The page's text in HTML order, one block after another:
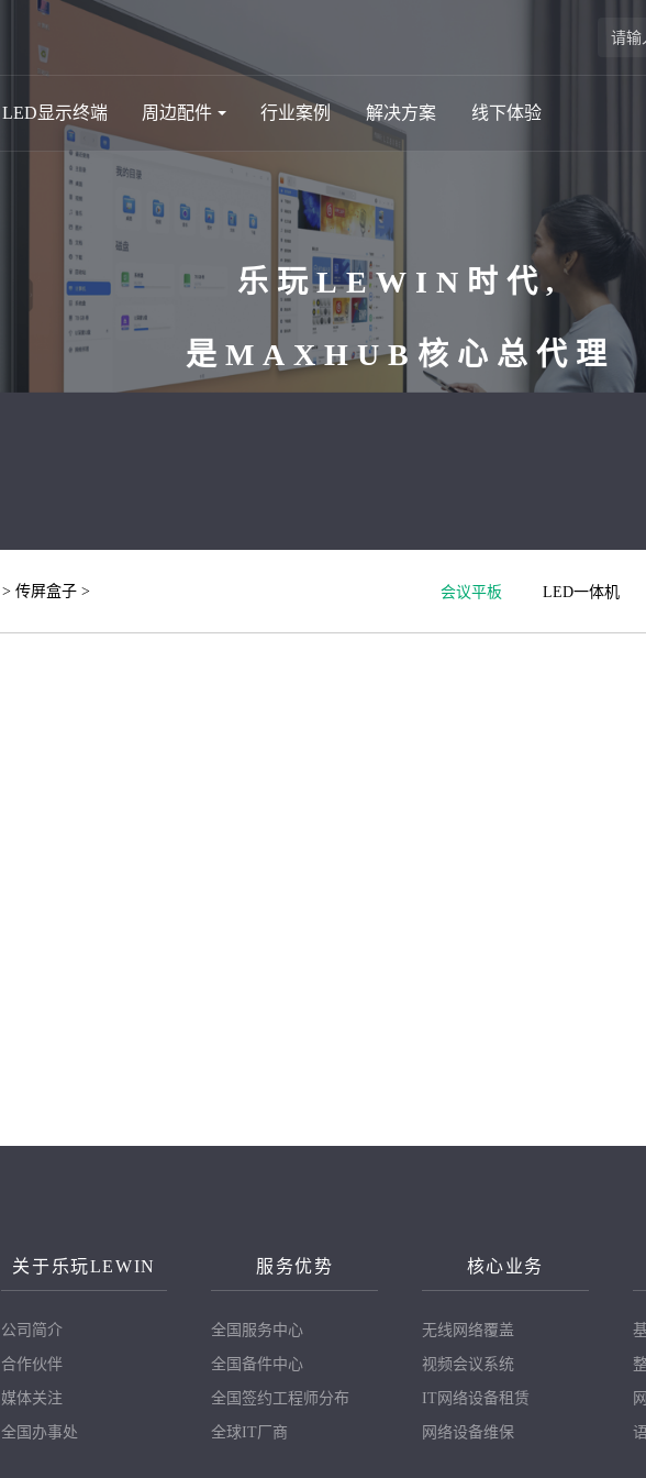
LED显示终端 周边配件 行业案例 解决方案 线下体验
乐玩LEWIN时代,
是MAXHUB核心总代理
> 传屏盒子 > 会议平板 LED一体机
关于乐玩LEWIN
公司简介
合作伙伴
媒体关注
全国办事处
服务优势
全国服务中心
全国备件中心
全国签约工程师分布
全球IT厂商
核心业务
无线网络覆盖
视频会议系统
IT网络设备租赁
网络设备维保